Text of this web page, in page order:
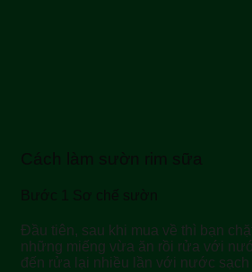
Cách làm sườn rim sữa
Bước 1 Sơ chế sườn
Đầu tiên, sau khi mua về thì bạn
những miếng vừa ăn rồi rửa với
đến rửa lại nhiều lần với nước sạch